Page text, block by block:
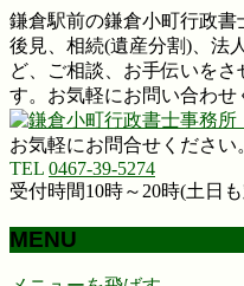
鎌倉駅前の鎌倉小町行政
後見、相続(遺産分割)、法
ど、ご相談、お手伝いを
す。お気軽にお問い合わせ
お気軽にお問合せください
TEL 0467-39-5274
受付時間10時～20時(土日
MENU